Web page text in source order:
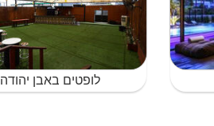
לופטים באבן יהודה